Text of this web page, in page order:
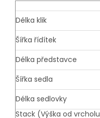
Délka klik
Šířka řídítek
Délka představce
Šířka sedla
Délka sedlovky
Stack (Výška od vrcholu